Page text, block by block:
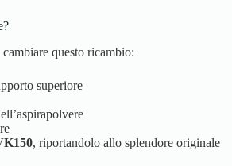
questo ricambio:
superiore
, riportandolo allo splendore originale